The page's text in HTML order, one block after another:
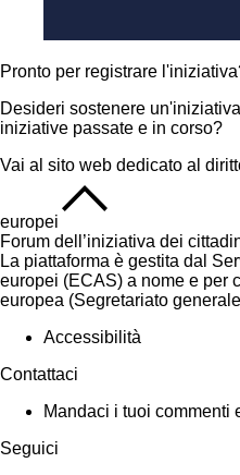
Pronto per registrare
Desideri sostenere
iniziative passate e in corso?
Vai al sito web dedicato al
europei
Forum dell’iniziativa dei
La piattaforma è gestita dal
europei (ECAS) a nome e per
europea (Segretariato
Accessibilità
Contattaci
Mandaci i tuoi commenti
Seguici